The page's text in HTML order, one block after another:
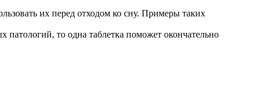
их перед отходом ко сну. Примеры таких
то одна таблетка поможет окончательно